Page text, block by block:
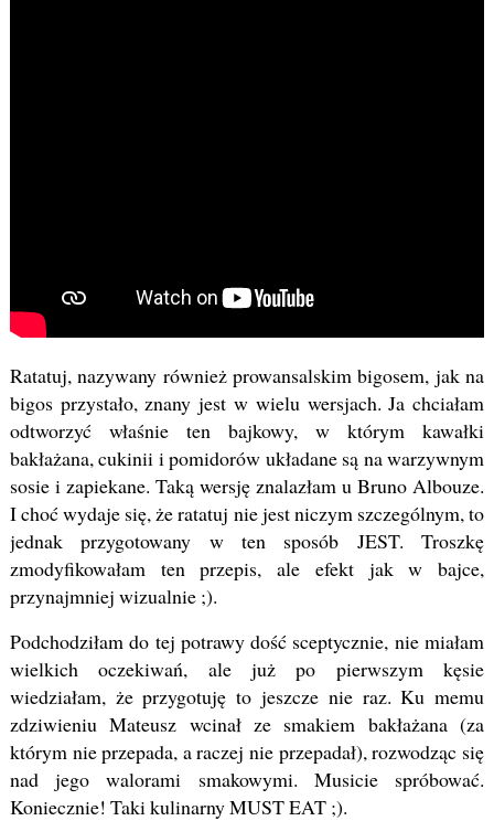
Ratatuj, nazywany również prowansalskim bigosem, jak na
bigos przystało, znany jest w wielu wersjach. Ja chciałam
odtworzyć właśnie ten bajkowy, w którym kawałki
bakłażana, cukinii i pomidorów układane są na warzywnym
sosie i zapiekane. Taką wersję znalazłam u Bruno Albouze.
I choć wydaje się, że ratatuj nie jest niczym szczególnym, to
jednak przygotowany w ten sposób JEST. Troszkę
zmodyfikowałam ten przepis, ale efekt jak w bajce,
przynajmniej wizualnie ;).
Podchodziłam do tej potrawy dość sceptycznie, nie miałam
wielkich oczekiwań, ale już po pierwszym kęsie
wiedziałam, że przygotuję to jeszcze nie raz. Ku memu
zdziwieniu Mateusz wcinał ze smakiem bakłażana (za
którym nie przepada, a raczej nie przepadał), rozwodząc się
nad jego walorami smakowymi. Musicie spróbować.
Koniecznie! Taki kulinarny MUST EAT ;).